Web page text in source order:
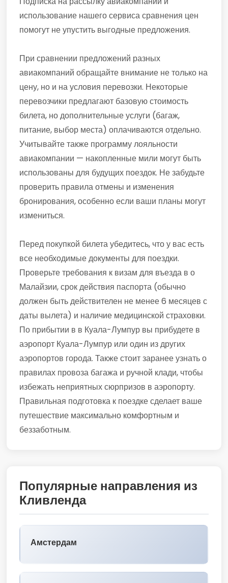
использование нашего сервиса сравнения цен
помогут не упустить выгодные предложения.
При сравнении предложений разных
авиакомпаний обращайте внимание не только на
цену, но и на условия перевозки. Некоторые
перевозчики предлагают базовую стоимость
билета, но дополнительные услуги (багаж,
питание, выбор места) оплачиваются отдельно.
Учитывайте также программу лояльности
авиакомпании — накопленные мили могут быть
использованы для будущих поездок. Не забудьте
проверить правила отмены и изменения
бронирования, особенно если ваши планы могут
измениться.
Перед покупкой билета убедитесь, что у вас есть
все необходимые документы для поездки.
Проверьте требования к визам для въезда в о
Малайзии, срок действия паспорта (обычно
должен быть действителен не менее 6 месяцев с
даты вылета) и наличие медицинской страховки.
По прибытии в в Куала-Лумпур вы прибудете в
аэропорт Куала-Лумпур или один из других
аэропортов города. Также стоит заранее узнать о
правилах провоза багажа и ручной клади, чтобы
избежать неприятных сюрпризов в аэропорту.
Правильная подготовка к поездке сделает ваше
путешествие максимально комфортным и
беззаботным.
Популярные направления из
Кливленда
Амстердам